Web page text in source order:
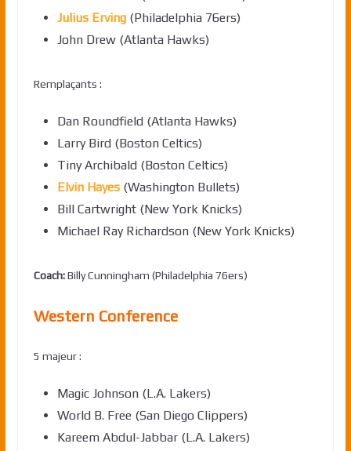
Julius Erving(Philadelphia 76ers)
John Drew (Atlanta Hawks)
Remplaçants :
Dan Roundfield (Atlanta Hawks)
Larry Bird (Boston Celtics)
Tiny Archibald (Boston Celtics)
Elvin Hayes(Washington Bullets)
Bill Cartwright (New York Knicks)
Michael Ray Richardson (New York Knicks)
Coach:Billy Cunningham (Philadelphia 76ers)
Western Conference
5 majeur :
Magic Johnson (L.A. Lakers)
World B. Free (San Diego Clippers)
Kareem Abdul-Jabbar (L.A. Lakers)